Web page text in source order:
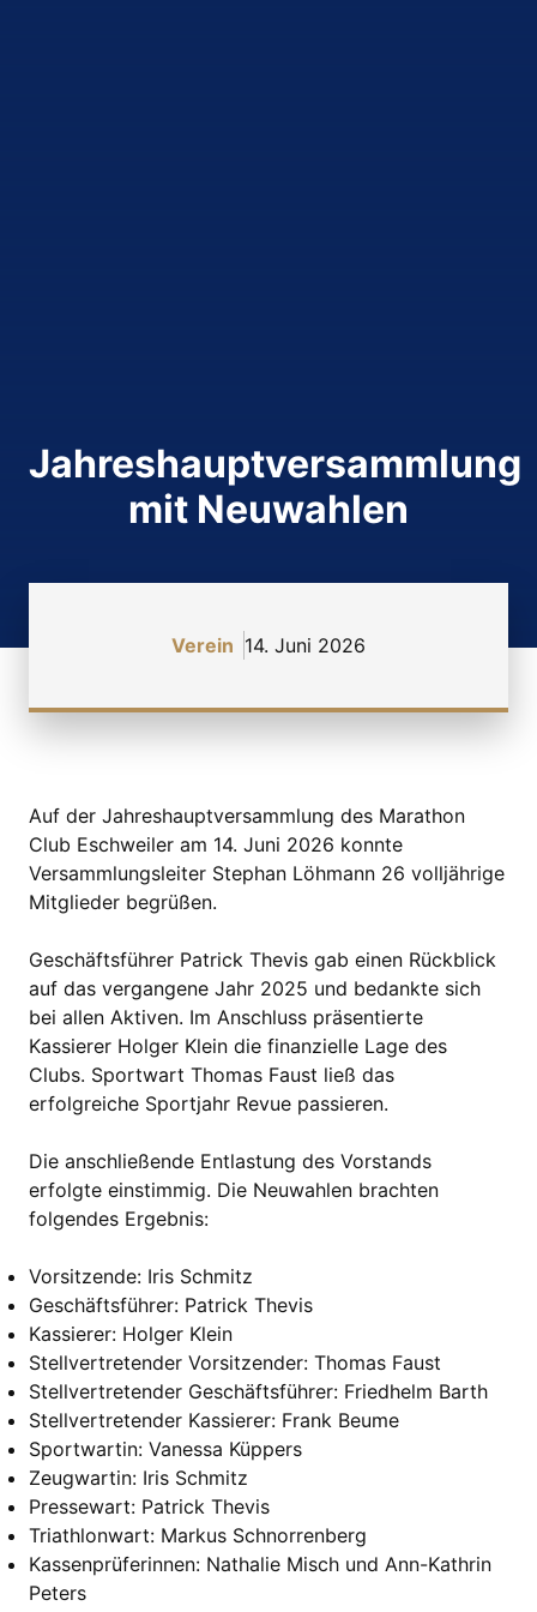
Jahreshauptversammlung
mit Neuwahlen
Verein 14. Juni 2026
Auf der Jahreshauptversammlung des Marathon
Club Eschweiler am 14. Juni 2026 konnte
Versammlungsleiter Stephan Löhmann 26 volljährige
Mitglieder begrüßen.
Geschäftsführer Patrick Thevis gab einen Rückblick
auf das vergangene Jahr 2025 und bedankte sich
bei allen Aktiven. Im Anschluss präsentierte
Kassierer Holger Klein die finanzielle Lage des
Clubs. Sportwart Thomas Faust ließ das
erfolgreiche Sportjahr Revue passieren.
Die anschließende Entlastung des Vorstands
erfolgte einstimmig. Die Neuwahlen brachten
folgendes Ergebnis:
Vorsitzende: Iris Schmitz
Geschäftsführer: Patrick Thevis
Kassierer: Holger Klein
Stellvertretender Vorsitzender: Thomas Faust
Stellvertretender Geschäftsführer: Friedhelm Barth
Stellvertretender Kassierer: Frank Beume
Sportwartin: Vanessa Küppers
Zeugwartin: Iris Schmitz
Pressewart: Patrick Thevis
Triathlonwart: Markus Schnorrenberg
Kassenprüferinnen: Nathalie Misch und Ann-Kathrin
Peters